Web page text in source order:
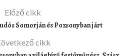
Előző cikk
Somorján és Pozsonyban járt
cikk